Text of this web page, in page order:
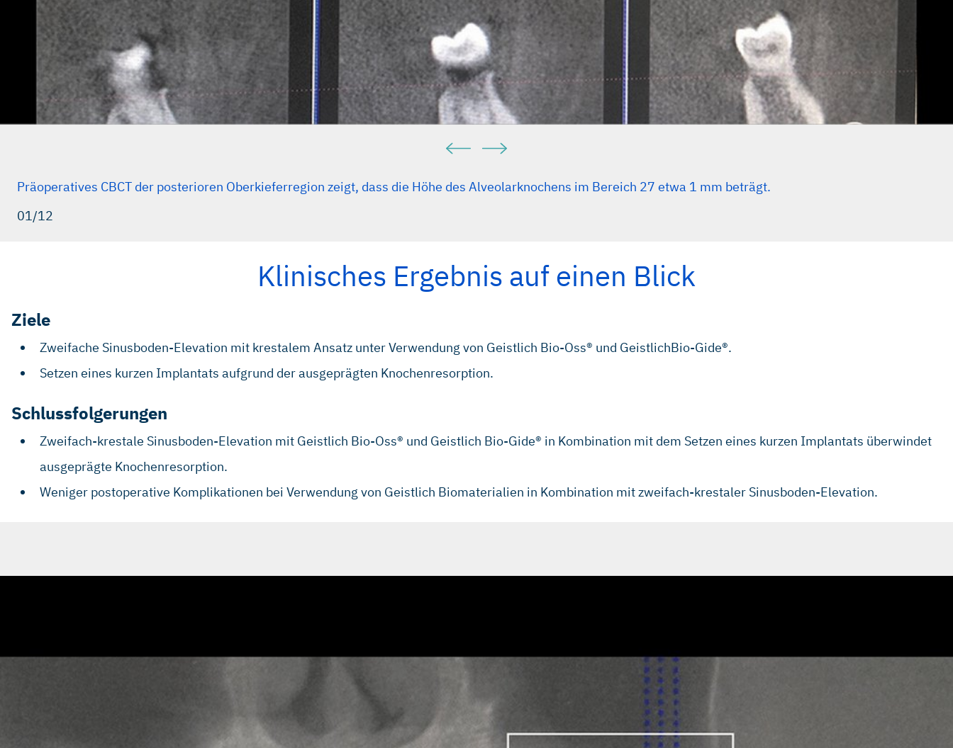
Präoperatives CBCT der posterioren Oberkieferregion zeigt, dass die Höhe des Alveolarknochens im Bereich 27 etwa 1 mm beträgt.
01/12
Klinisches Ergebnis auf einen Blick
Ziele
Zweifache Sinusboden-Elevation mit krestalem Ansatz unter Verwendung von Geistlich Bio‑Oss® und GeistlichBio‑Gide®.
Setzen eines kurzen Implantats aufgrund der ausgeprägten Knochenresorption.
Schlussfolgerungen
Zweifach-krestale Sinusboden-Elevation mit Geistlich Bio‑Oss® und Geistlich Bio‑Gide® in Kombination mit dem Setzen eines kurzen Implantats überwindet
ausgeprägte Knochenresorption.
Weniger postoperative Komplikationen bei Verwendung von Geistlich Biomaterialien in Kombination mit zweifach-krestaler Sinusboden-Elevation.